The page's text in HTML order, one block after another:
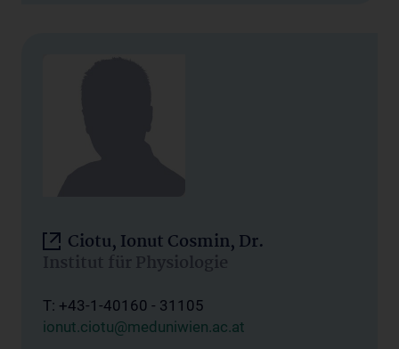
Ciotu, Ionut Cosmin, Dr.
Institut für Physiologie
T: +43-1-40160 - 31105
ionut.ciotu@meduniwien.ac.at